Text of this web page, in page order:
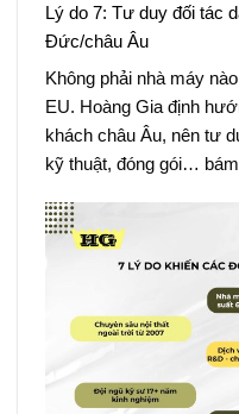
Lý do 7: Tư duy đối tác
Đức/châu Âu
Không phải nhà máy
EU. Hoàng Gia định
khách châu Âu, nên tư
kỹ thuật, đóng gói…